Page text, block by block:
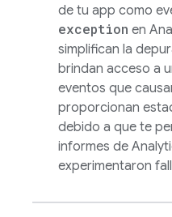
de tu app como
exception en
simplifican la
brindan acceso a
eventos que
proporcionan
debido a que te
informes de
experimentaron